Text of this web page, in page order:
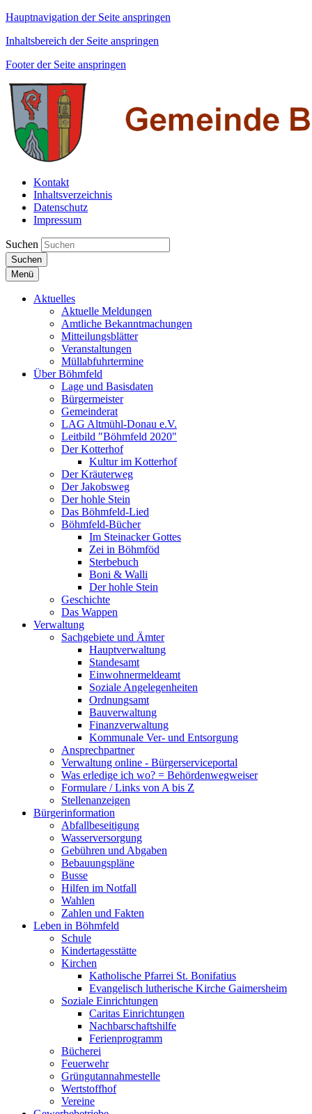
Hauptnavigation der Seite anspringen
Inhaltsbereich der Seite anspringen
Footer der Seite anspringen
Kontakt
Inhaltsverzeichnis
Datenschutz
Impressum
Suchen
Suchen
Menü
Aktuelles
Aktuelle Meldungen
Amtliche Bekanntmachungen
Mitteilungsblätter
Veranstaltungen
Müllabfuhrtermine
Über Böhmfeld
Lage und Basisdaten
Bürgermeister
Gemeinderat
LAG Altmühl-Donau e.V.
Leitbild "Böhmfeld 2020"
Der Kotterhof
Kultur im Kotterhof
Der Kräuterweg
Der Jakobsweg
Der hohle Stein
Das Böhmfeld-Lied
Böhmfeld-Bücher
Im Steinacker Gottes
Zei in Böhmföd
Sterbebuch
Boni & Walli
Der hohle Stein
Geschichte
Das Wappen
Verwaltung
Sachgebiete und Ämter
Hauptverwaltung
Standesamt
Einwohnermeldeamt
Soziale Angelegenheiten
Ordnungsamt
Bauverwaltung
Finanzverwaltung
Kommunale Ver- und Entsorgung
Ansprechpartner
Verwaltung online - Bürgerserviceportal
Was erledige ich wo? = Behördenwegweiser
Formulare / Links von A bis Z
Stellenanzeigen
Bürgerinformation
Abfallbeseitigung
Wasserversorgung
Gebühren und Abgaben
Bebauungspläne
Busse
Hilfen im Notfall
Wahlen
Zahlen und Fakten
Leben in Böhmfeld
Schule
Kindertagesstätte
Kirchen
Katholische Pfarrei St. Bonifatius
Evangelisch lutherische Kirche Gaimersheim
Soziale Einrichtungen
Caritas Einrichtungen
Nachbarschaftshilfe
Ferienprogramm
Bücherei
Feuerwehr
Grüngutannahmestelle
Wertstoffhof
Vereine